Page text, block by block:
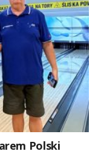
Polski